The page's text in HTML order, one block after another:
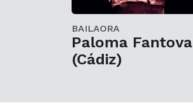
BAILAORA
Paloma Fantova
(Cádiz)